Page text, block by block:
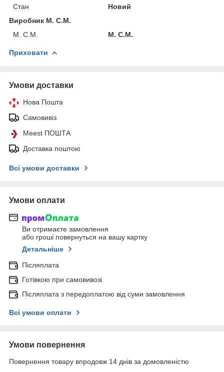
Стан
Новий
Виробник M. C.M.
M. C.M.
M. C.M.
Приховати
Умови доставки
Нова Пошта
Самовивіз
Meest ПОШТА
Доставка поштою
Всі умови доставки
Умови оплати
Ви отримаєте замовлення
або гроші повернуться на вашу картку
Детальніше
Післяплата
Готівкою при самовивозі
Післяплата з передоплатою від суми замовлення
Всі умови оплати
Умови повернення
Повернення товару впродовж 14 днів за домовленістю